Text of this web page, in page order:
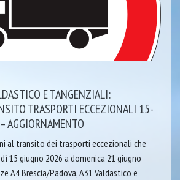
E TANGENZIALI:
TRASPORTI ECCEZIONALI 15-
al transito dei trasporti eccezionali che
15 giugno 2026 a domenica 21 giugno
A4 Brescia/Padova, A31 Valdastico e